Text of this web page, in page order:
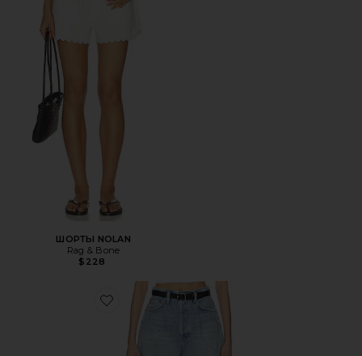
ШОРТЫ NOLAN
Rag & Bone
$228
Favorite ШОРТЫ RHODA